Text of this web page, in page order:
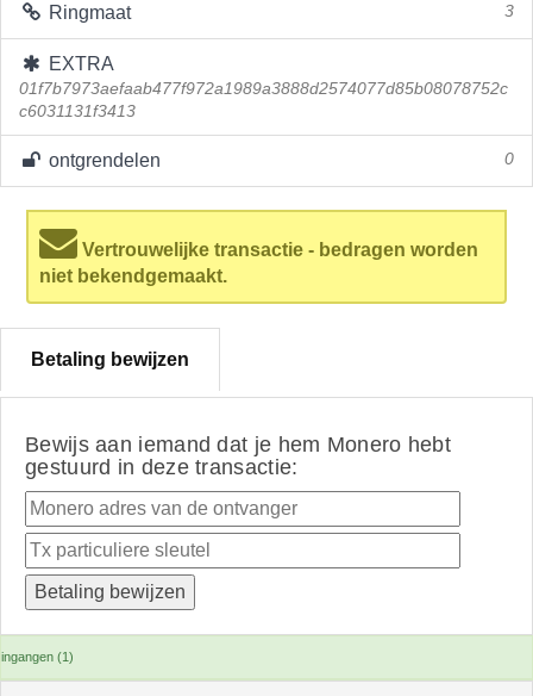
Ringmaat 3
EXTRA
01f7b7973aefaab477f972a1989a3888d2574077d85b08078752c
c6031131f3413
ontgrendelen 0
Vertrouwelijke transactie - bedragen worden
niet bekendgemaakt.
Betaling bewijzen
Bewijs aan iemand dat je hem Monero hebt
gestuurd in deze transactie:
ingangen (1)